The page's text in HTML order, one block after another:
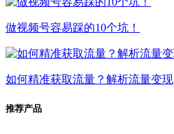
做视频号容易踩的10个坑！
如何精准获取流量？解析流量变现
推荐产品